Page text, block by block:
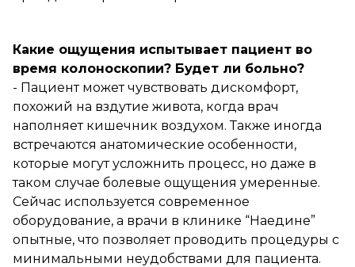
Какие ощущения испытывает пациент во
время колоноскопии? Будет ли больно?
- Пациент может чувствовать дискомфорт,
похожий на вздутие живота, когда врач
наполняет кишечник воздухом. Также иногда
встречаются анатомические особенности,
которые могут усложнить процесс, но даже в
таком случае болевые ощущения умеренные.
Сейчас используется современное
оборудование, а врачи в клинике “Наедине”
опытные, что позволяет проводить процедуры с
минимальными неудобствами для пациента.